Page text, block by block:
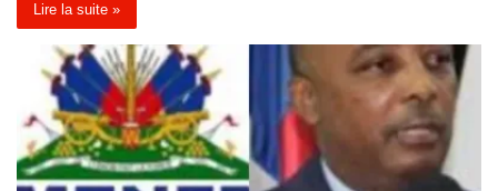
Lire la suite »